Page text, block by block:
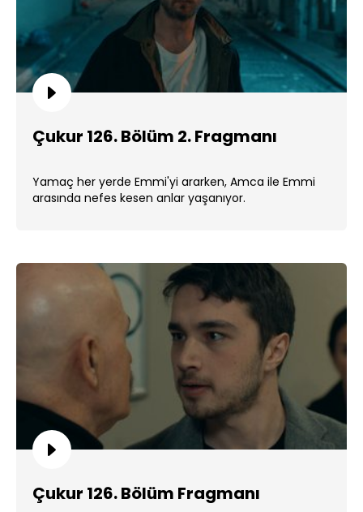
Çukur 126. Bölüm 2. Fragmanı
Yamaç her yerde Emmi'yi ararken, Amca ile Emmi
arasında nefes kesen anlar yaşanıyor.
Çukur 126. Bölüm Fragmanı